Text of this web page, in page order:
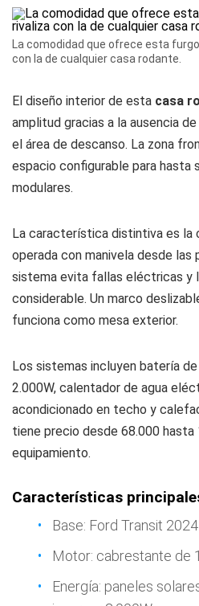
La comodidad que ofrece esta
con la de cualquier casa rodante.
El diseño interior de esta casa
amplitud gracias a la ausencia
el área de descanso. La zona
espacio configurable para hasta
modulares.
La característica distintiva es la
operada con manivela desde las
sistema evita fallas eléctricas y
considerable. Un marco
funciona como mesa exterior.
Los sistemas incluyen batería
2.000W, calentador de agua
acondicionado en techo y
tiene precio desde 68.000 hasta
equipamiento.
Características
Base: Ford Transit
Motor: cabrestante de
Energía: paneles